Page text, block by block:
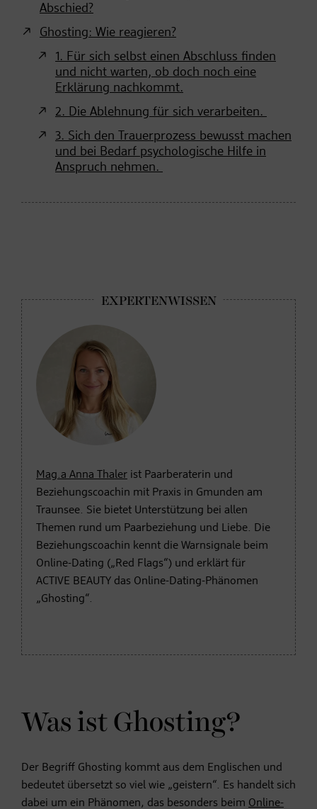
Abschied?
Ghosting: Wie reagieren?
1. Für sich selbst einen Abschluss finden
und nicht warten, ob doch noch eine
Erklärung nachkommt.
2. Die Ablehnung für sich verarbeiten.
3. Sich den Trauerprozess bewusst machen
und bei Bedarf psychologische Hilfe in
Anspruch nehmen.
Mag.a Anna Thaler ist Paarberaterin und
Beziehungscoachin mit Praxis in Gmunden am
Traunsee. Sie bietet Unterstützung bei allen
Themen rund um Paarbeziehung und Liebe. Die
Beziehungscoachin kennt die Warnsignale beim
Online-Dating („Red Flags“) und erklärt für
ACTIVE BEAUTY das Online-Dating-Phänomen
„Ghosting“.
Was ist Ghosting?
Der Begriff Ghosting kommt aus dem Englischen und
bedeutet übersetzt so viel wie „geistern“. Es handelt sich
dabei um ein Phänomen, das besonders beim Online-